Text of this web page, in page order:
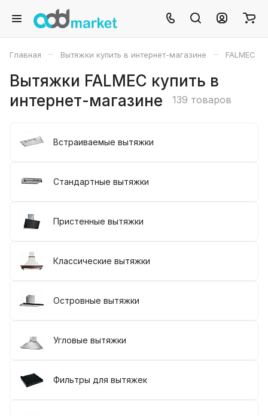
Главная – Вытяжки купить в интернет-магазине – FALMEC
Вытяжки FALMEC купить в
интернет-магазине
139 товаров
Встраиваемые вытяжки
Стандартные вытяжки
Пристенные вытяжки
Классические вытяжки
Островные вытяжки
Угловые вытяжки
Фильтры для вытяжек